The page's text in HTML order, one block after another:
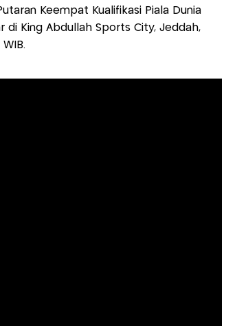
Keempat Kualifikasi Piala Dunia
di King Abdullah Sports City, Jeddah,